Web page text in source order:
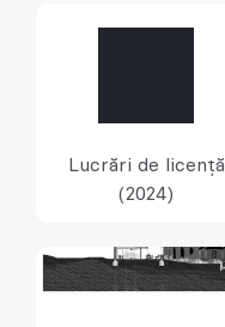
Lucrări de licență
(2024)